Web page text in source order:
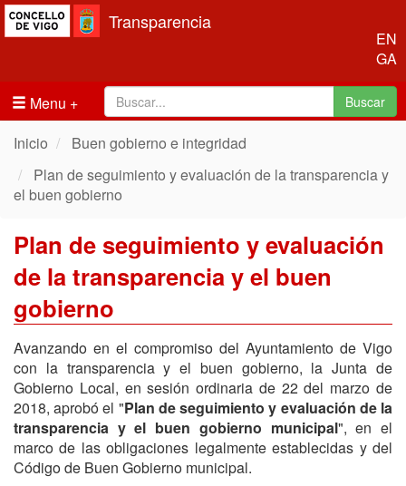
EN
GA
Transparencia
Menu Buscar
Inicio
Buen gobierno e integridad
Plan de seguimiento y evaluación de la transparencia y
el buen gobierno
Plan de seguimiento y evaluación
de la transparencia y el buen
gobierno
Avanzando en el compromiso del Ayuntamiento de Vigo
con la transparencia y el buen gobierno, la Junta de
Gobierno Local, en sesión ordinaria de 22 del marzo de
2018, aprobó el "Plan de seguimiento y evaluación de la
transparencia y el buen gobierno municipal", en el
marco de las obligaciones legalmente establecidas y del
Código de Buen Gobierno municipal.